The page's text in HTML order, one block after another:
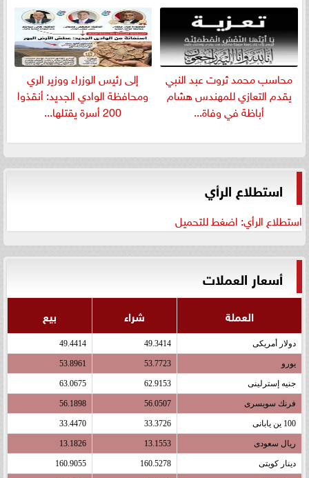
​محاسب محمد ثروت عبد النبي
يقدم التعازي للمهندس هشام
أباظة في وفاة...
إلى رئيس الوزراء ووزير الري
ومحافظة الوادي الجديد: أنقذوا
200 أسرة يقتلها...
استطلاع الرأي
استطلاع الرأي: اضغط للتحميل
أسعار العملات
العملة شراء بيع
دولار أمريكى 49.3414
49.4414
يورو 53.7723
53.8961
جنيه إسترلينى 62.9153
63.0675
فرنك سويسرى 56.0507
56.1898
100 ين يابانى 33.3726
33.4470
ريال سعودى 13.1553
13.1826
دينار كويتى 160.5278
160.9055